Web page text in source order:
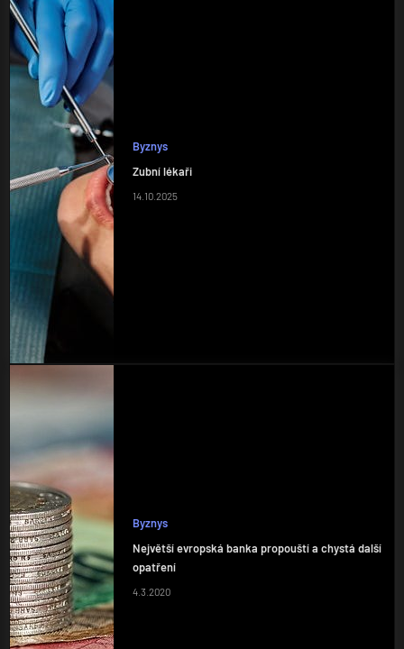
Byznys
Zubní lékaři
14.10.2025
Byznys
Největší evropská banka propouští a chystá další
opatření
4.3.2020